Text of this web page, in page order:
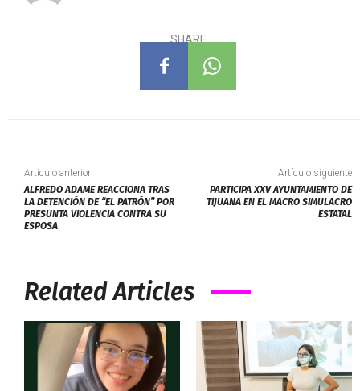
SHARE
Artículo anterior
ALFREDO ADAME REACCIONA TRAS
LA DETENCIÓN DE “EL PATRÓN” POR
PRESUNTA VIOLENCIA CONTRA SU
ESPOSA
Artículo siguiente
PARTICIPA XXV AYUNTAMIENTO DE
TIJUANA EN EL MACRO SIMULACRO
ESTATAL
Related Articles